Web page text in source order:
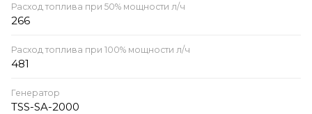
Расход топлива при 50% мощности л/ч
266
Расход топлива при 100% мощности л/ч
481
Генератор
TSS-SA-2000